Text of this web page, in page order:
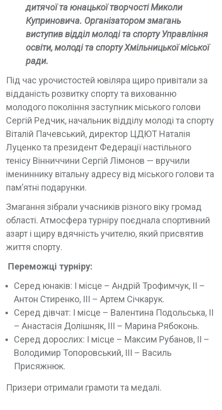
дитячої та юнацької творчості Миколи
Куприновича. Організатором змагань
виступив відділ молоді та спорту Управління
освіти, молоді та спорту Хмільницької міської
ради.
Під час урочистостей ювіляра щиро привітали за
відданість розвитку спорту та вихованню
молодого покоління заступник міського голови
Сергій Редчик, начальник відділу молоді та спорту
Віталій Пачевський, директор ЦДЮТ Наталія
Луценко та президент Федерації настільного
тенісу Вінниччини Сергій Лімонов — вручили
імениннику вітальну адресу від міського голови та
пам’ятні подарунки.
Змагання зібрали учасників різного віку громад
області. Атмосфера турніру поєднала спортивний
азарт і щиру вдячність учителю, який присвятив
життя спорту.
Переможці турніру:
Серед юнаків: І місце – Андрій Трофимчук, ІІ –
Антон Стиренко, ІІІ – Артем Січкарук.
Серед дівчат: І місце – Валентина Подольська, ІІ
– Анастасія Долішняк, ІІІ – Марина Рябоконь.
Серед дорослих: І місце – Максим Рубанов, ІІ –
Володимир Топоровський, ІІІ – Василь
Присяжнюк.
Призери отримали грамоти та медалі.